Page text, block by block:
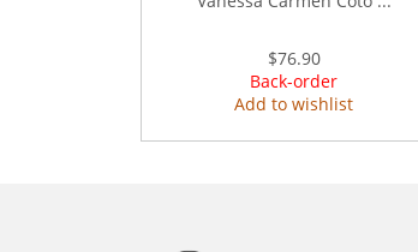
$76.90
Back-order
Add to wishlist